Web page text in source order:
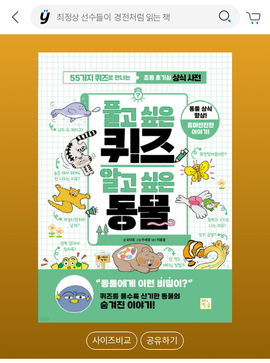
사이즈비교 공유하기